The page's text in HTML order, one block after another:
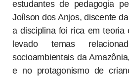
estudantes de pedagogia
Joílson dos Anjos, discente
a disciplina foi rica em teoria
levado temas
socioambientais da
e no protagonismo de